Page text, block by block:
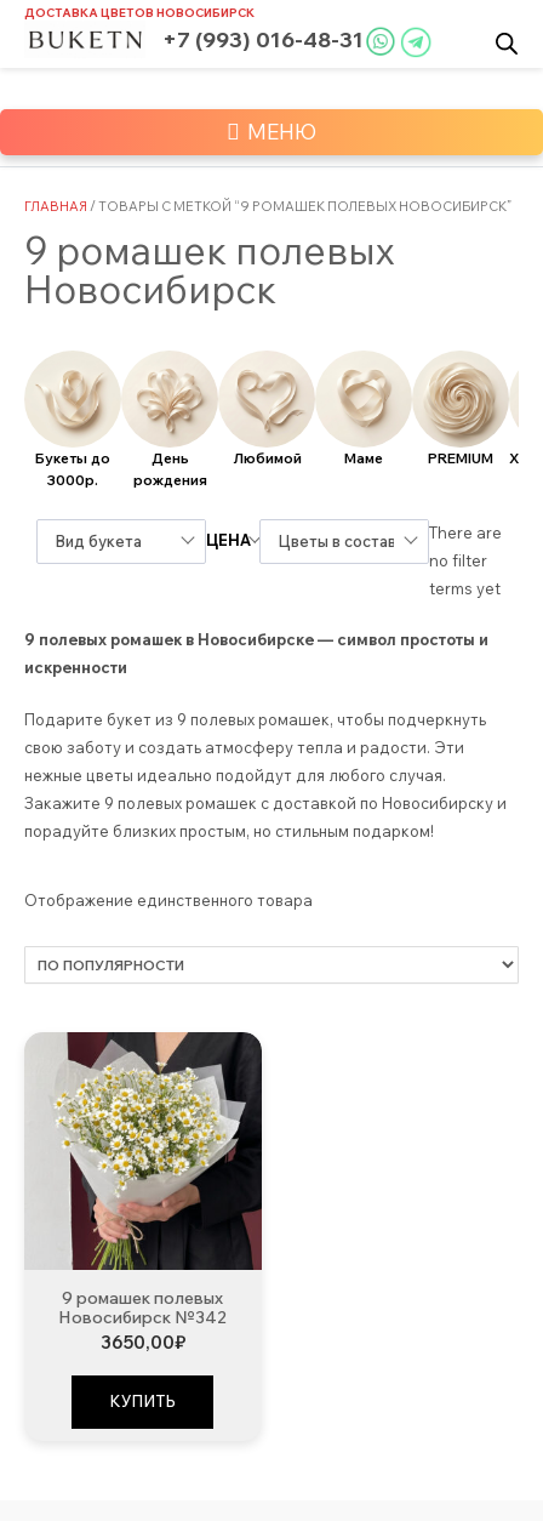
SkipДОСТАВКА ЦВЕТОВ НОВОСИБИРСК
+7 (993) 016-48-31
МЕНЮ
ГЛАВНАЯ / ТОВАРЫ С МЕТКОЙ “9 РОМАШЕК ПОЛЕВЫХ НОВОСИБИРСК”
9 ромашек полевых
Новосибирск
Букеты до
3000р.
День
рождения
Любимой Маме PREMIUM
Вид букета ЦЕНА Цветы в составе
There are
no filter
terms yet
9 полевых ромашек в Новосибирске — символ простоты и
искренности
Подарите букет из 9 полевых ромашек, чтобы подчеркнуть
свою заботу и создать атмосферу тепла и радости. Эти
нежные цветы идеально подойдут для любого случая.
Закажите 9 полевых ромашек с доставкой по Новосибирску и
порадуйте близких простым, но стильным подарком!
Отображение единственного товара
9 ромашек полевых
Новосибирск №342
3650,00₽
КУПИТЬ